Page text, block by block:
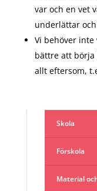
var och en vet
underlättar
Vi behöver
bättre att
allt eftersom,
Skola
Förskola
Material